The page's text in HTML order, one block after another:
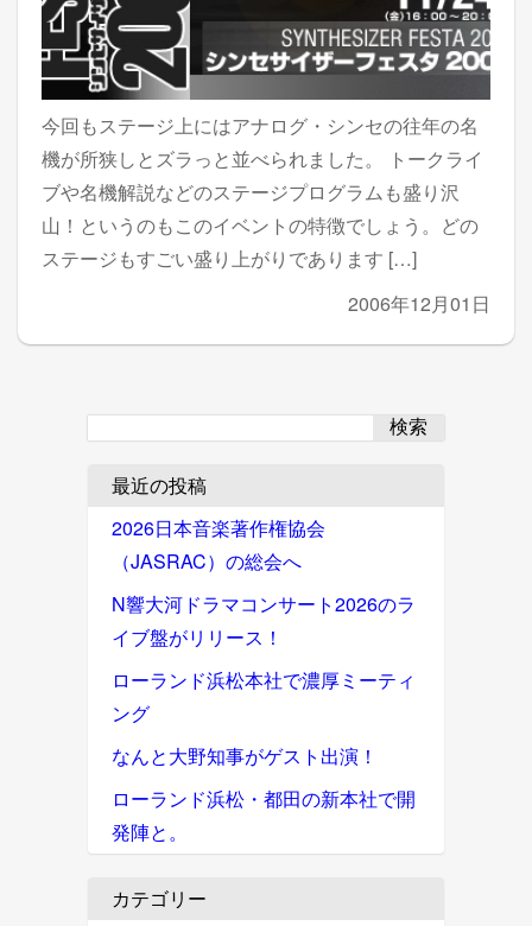
今回もステージ上にはアナログ・シンセの往年の名
機が所狭しとズラっと並べられました。 トークライ
ブや名機解説などのステージプログラムも盛り沢
山！というのもこのイベントの特徴でしょう。どの
ステージもすごい盛り上がりであります […]
2006年12月01日
検索
最近の投稿
2026日本音楽著作権協会
（JASRAC）の総会へ
N響大河ドラマコンサート2026のラ
イブ盤がリリース！
ローランド浜松本社で濃厚ミーティ
ング
なんと大野知事がゲスト出演！
ローランド浜松・都田の新本社で開
発陣と。
カテゴリー